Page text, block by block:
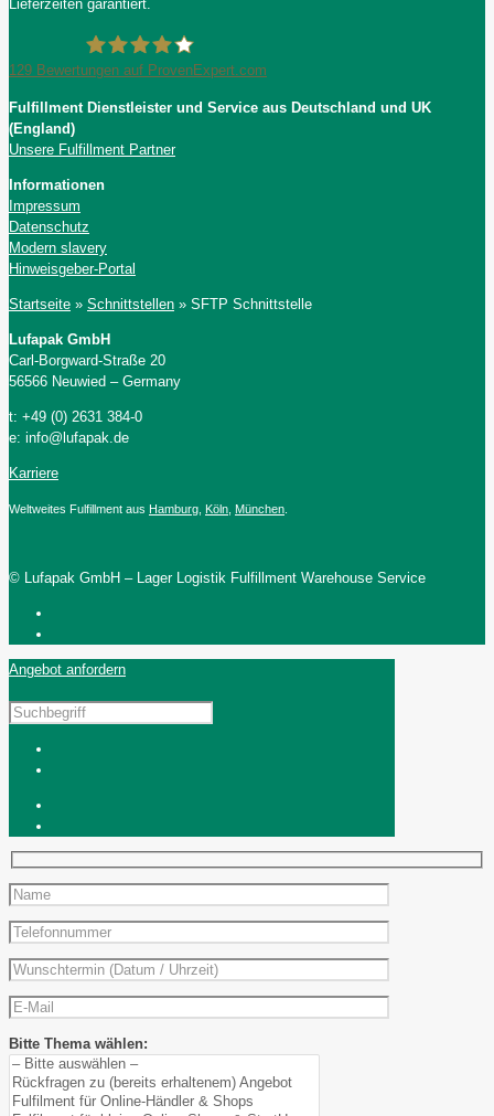
Lieferzeiten garantiert.
Lufapak GmbH
129 Bewertungen auf ProvenExpert.com
Fulfillment Dienstleister und Service aus Deutschland und UK
(England)
Unsere Fulfillment Partner
Informationen
Impressum
Datenschutz
Modern slavery
Hinweisgeber-Portal
Startseite » Schnittstellen » SFTP Schnittstelle
Lufapak GmbH
Carl-Borgward-Straße 20
56566 Neuwied – Germany
t: +49 (0) 2631 384-0
e: info@lufapak.de
Karriere
Weltweites Fulfillment aus Hamburg Köln München
© Lufapak GmbH – Lager Logistik Fulfillment Warehouse Service
Angebot anfordern
Bitte Thema wählen: